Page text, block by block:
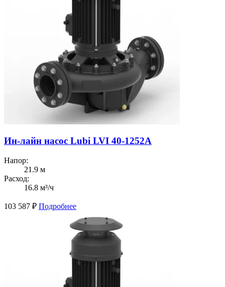
Ин-лайн насос Lubi LVI 40-1252A
Напор:
21.9 м
Расход:
16.8 м³/ч
103 587 ₽ Подробнее